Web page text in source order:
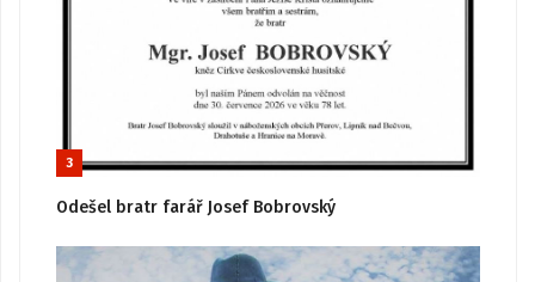
3
Odešel bratr farář Josef Bobrovský